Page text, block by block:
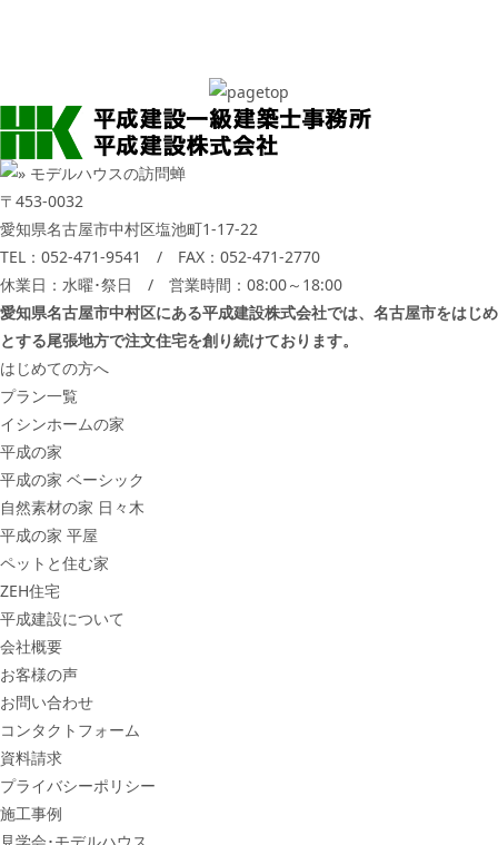
〒453-0032
愛知県名古屋市中村区塩池町1-17-22
TEL： 052-471-9541
/ FAX：052-471-2770
休業日：水曜･祭日 / 営業時間：08:00～18:00
愛知県名古屋市中村区にある平成建設株式会社では、名古屋市をはじめ
とする尾張地方で注文住宅を創り続けております。
はじめての方へ
プラン一覧
イシンホームの家
平成の家
平成の家 ベーシック
自然素材の家 日々木
平成の家 平屋
ペットと住む家
ZEH住宅
平成建設について
会社概要
お客様の声
お問い合わせ
コンタクトフォーム
資料請求
プライバシーポリシー
施工事例